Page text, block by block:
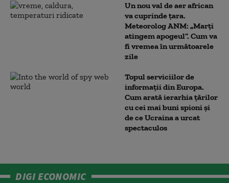
Un nou val de aer african
va cuprinde țara.
Meteorolog ANM: „Marți
atingem apogeul”. Cum va
fi vremea în următoarele
zile
Topul serviciilor de
informații din Europa.
Cum arată ierarhia țărilor
cu cei mai buni spioni și
de ce Ucraina a urcat
spectaculos
DIGI ECONOMIC